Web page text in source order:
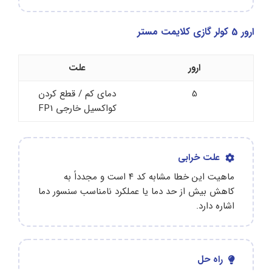
ارور 5 کولر گازی کلایمت مستر
ارور
علت
5
دمای کم / قطع کردن
کواکسیل خارجی FP1
علت خرابی
ماهیت این خطا مشابه کد ۴ است و مجدداً به
کاهش بیش از حد دما یا عملکرد نامناسب سنسور دما
اشاره دارد.
راه حل